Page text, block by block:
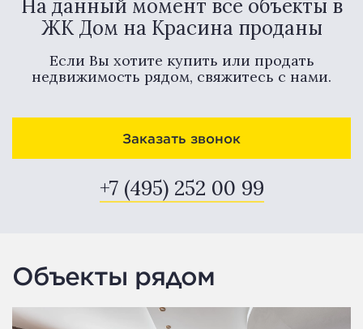
На данный момент все объекты в
ЖК Дом на Красина проданы
Если Вы хотите купить или продать
недвижимость рядом, свяжитесь с нами.
Заказать звонок
+7 (495) 252 00 99
Объекты рядом